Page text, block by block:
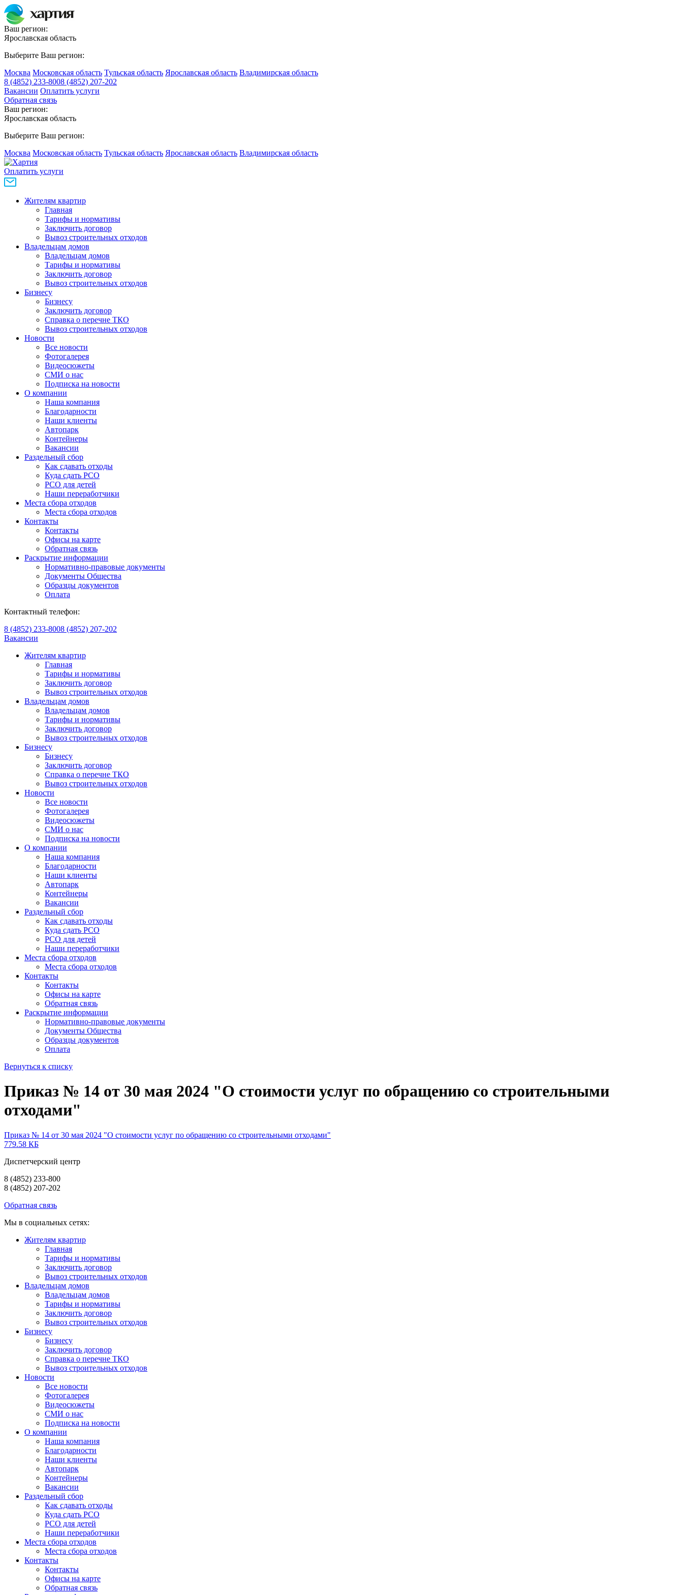
Ваш регион:
Ярославская область
Выберите Ваш регион:
Москва Московская область Тульская область Ярославская область Владимирская область
8 (4852) 233-8008 (4852) 207-202
Вакансии Оплатить услуги
Обратная связь
Ваш регион:
Ярославская область
Выберите Ваш регион:
Москва Московская область Тульская область Ярославская область Владимирская область
Оплатить услуги
Жителям квартир
Главная
Тарифы и нормативы
Заключить договор
Вывоз строительных отходов
Владельцам домов
Владельцам домов
Тарифы и нормативы
Заключить договор
Вывоз строительных отходов
Бизнесу
Бизнесу
Заключить договор
Справка о перечне ТКО
Вывоз строительных отходов
Новости
Все новости
Фотогалерея
Видеосюжеты
СМИ о нас
Подписка на новости
О компании
Наша компания
Благодарности
Наши клиенты
Автопарк
Контейнеры
Вакансии
Раздельный сбор
Как сдавать отходы
Куда сдать РСО
РСО для детей
Наши переработчики
Места сбора отходов
Места сбора отходов
Контакты
Контакты
Офисы на карте
Обратная связь
Раскрытие информации
Нормативно-правовые документы
Документы Общества
Образцы документов
Оплата
Контактный телефон:
8 (4852) 233-8008 (4852) 207-202
Вакансии
Жителям квартир
Главная
Тарифы и нормативы
Заключить договор
Вывоз строительных отходов
Владельцам домов
Владельцам домов
Тарифы и нормативы
Заключить договор
Вывоз строительных отходов
Бизнесу
Бизнесу
Заключить договор
Справка о перечне ТКО
Вывоз строительных отходов
Новости
Все новости
Фотогалерея
Видеосюжеты
СМИ о нас
Подписка на новости
О компании
Наша компания
Благодарности
Наши клиенты
Автопарк
Контейнеры
Вакансии
Раздельный сбор
Как сдавать отходы
Куда сдать РСО
РСО для детей
Наши переработчики
Места сбора отходов
Места сбора отходов
Контакты
Контакты
Офисы на карте
Обратная связь
Раскрытие информации
Нормативно-правовые документы
Документы Общества
Образцы документов
Оплата
Вернуться к списку
Приказ № 14 от 30 мая 2024 "О стоимости услуг по обращению со строительными
отходами"
Приказ № 14 от 30 мая 2024 "О стоимости услуг по обращению со строительными отходами"
779.58 КБ
Диспетчерский центр
8 (4852) 233-800
8 (4852) 207-202
Обратная связь
Мы в социальных сетях:
Жителям квартир
Главная
Тарифы и нормативы
Заключить договор
Вывоз строительных отходов
Владельцам домов
Владельцам домов
Тарифы и нормативы
Заключить договор
Вывоз строительных отходов
Бизнесу
Бизнесу
Заключить договор
Справка о перечне ТКО
Вывоз строительных отходов
Новости
Все новости
Фотогалерея
Видеосюжеты
СМИ о нас
Подписка на новости
О компании
Наша компания
Благодарности
Наши клиенты
Автопарк
Контейнеры
Вакансии
Раздельный сбор
Как сдавать отходы
Куда сдать РСО
РСО для детей
Наши переработчики
Места сбора отходов
Места сбора отходов
Контакты
Контакты
Офисы на карте
Обратная связь